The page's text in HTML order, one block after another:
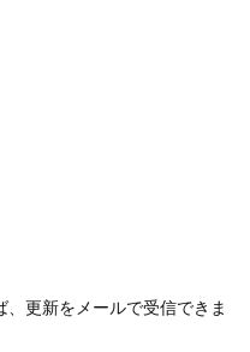
更新をメールで受信できま